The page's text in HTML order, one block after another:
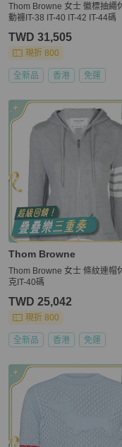
Thom Browne 女士 徽標抽繩
動褲IT-38 IT-40 IT-42 IT-44碼
TWD 31,505
現折 800
全新品 香港 免運
Thom Browne
Thom Browne 女士 條紋連帽
克IT-40碼
TWD 25,042
現折 800
全新品 香港 免運